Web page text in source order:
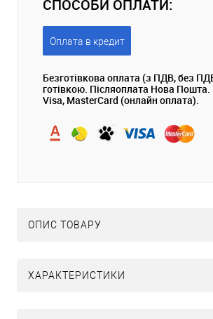
СПОСОБИ ОПЛАТИ:
Оплата в кредит
Безготівкова оплата (з ПДВ, без
готівкою. Післяоплата Нова
Visa, MasterCard (онлайн оплата).
ОПИС ТОВАРУ
ХАРАКТЕРИСТИКИ